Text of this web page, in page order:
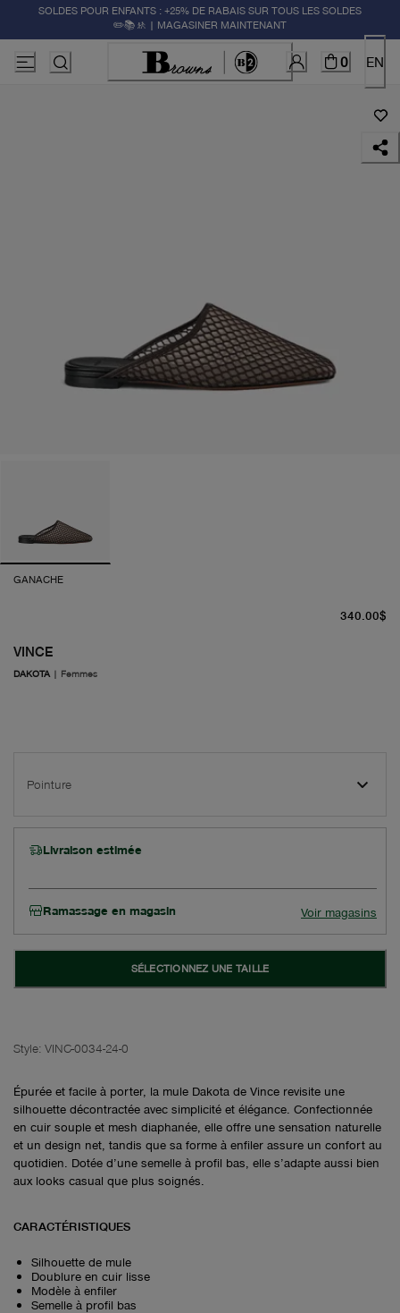
SOLDES POUR ENFANTS : +25% DE RABAIS SUR TOUS LES SOLDES
✏️📚🚸 | MAGASINER MAINTENANT
0 EN
GANACHE
VINCE
DAKOTA | Femmes
340.00$
Pointure
Livraison estimée
Ramassage en magasin Voir magasins
SÉLECTIONNEZ UNE TAILLE
Style: VINC-0034-24-0
Épurée et facile à porter, la mule Dakota de Vince revisite une
silhouette décontractée avec simplicité et élégance. Confectionnée
en cuir souple et mesh diaphanée, elle offre une sensation naturelle
et un design net, tandis que sa forme à enfiler assure un confort au
quotidien. Dotée d’une semelle à profil bas, elle s’adapte aussi bien
aux looks casual que plus soignés.
CARACTÉRISTIQUES
Silhouette de mule
Doublure en cuir lisse
Modèle à enfiler
Semelle à profil bas